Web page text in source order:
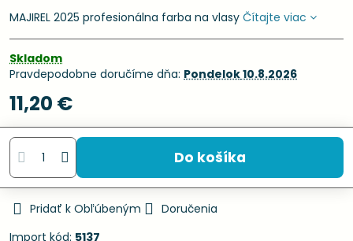
MAJIREL 2025 profesionálna farba na vlasy Čítajte viac
Skladom
Pravdepodobne doručíme dňa: Pondelok10.8.2026
11,20 €
Do košíka
Pridať k Obľúbeným
Doručenia
Import kód: 5137